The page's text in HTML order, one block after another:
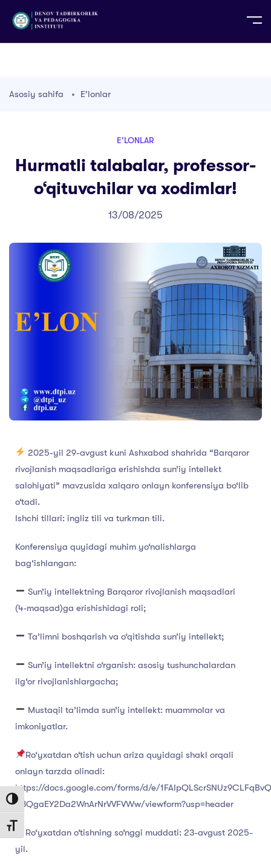
Toggle High Contrast
Toggle Font size
TG TR
Asosiy sahifa E'lonlar
E'LONLAR
Hurmatli talabalar, professor-
o‘qituvchilar va xodimlar!
13/08/2025
2025-yil 29-avgust kuni Ashxabod shahrida “Barqaror
rivojlanish maqsadlariga erishishda sun’iy intellekt
salohiyati” mavzusida xalqaro onlayn konferensiya bo‘lib
o‘tadi.
Ishchi tillari: ingliz tili va turkman tili.
Konferensiya quyidagi muhim yo‘nalishlarga
bag‘ishlangan:
Sun’iy intellektning Barqaror rivojlanish maqsadlari
(4‑maqsad)ga erishishidagi roli;
Ta’limni boshqarish va o‘qitishda sun’iy intellekt;
Sun’iy intellektni o‘rganish: asosiy tushunchalardan
ilg‘or rivojlanishlargacha;
Mustaqil ta’limda sun’iy intellekt: muammolar va
imkoniyatlar.
Ro‘yxatdan o‘tish uchun ariza quyidagi shakl orqali
onlayn tarzda olinadi:
https://docs.google.com/forms/d/e/
N3QgaEY2Da2WnArNrVVFVWw/viewform?usp=header
Ro‘yxatdan o‘tishning so‘nggi muddati: 23-avgust 2025-
yil.